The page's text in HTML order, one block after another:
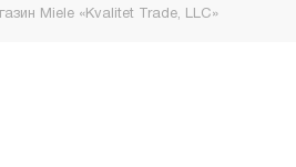
Miele «Kvalitet Trade, LLC»